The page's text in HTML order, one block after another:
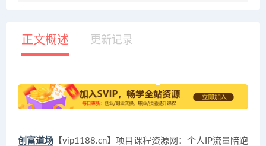
正文概述 更新记录
创富道场 【vip1188.cn】项目课程资源网：个人IP流量陪跑